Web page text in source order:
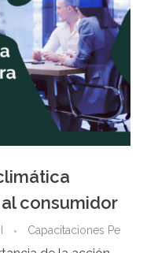
consumidor
Capacitaciones Pe